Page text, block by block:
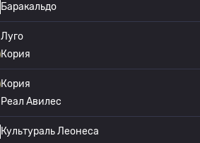
Баракальдо
Луго
Кория
Кория
Реал Авилес
Культураль Леонеса